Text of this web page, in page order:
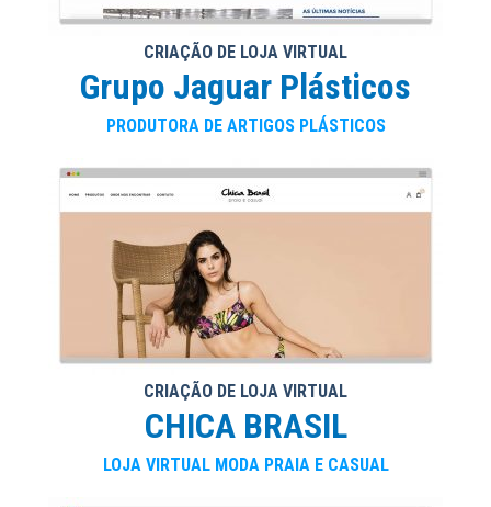
CRIAÇÃO DE LOJA VIRTUAL
Grupo Jaguar Plásticos
PRODUTORA DE ARTIGOS PLÁSTICOS
CRIAÇÃO DE LOJA VIRTUAL
CHICA BRASIL
LOJA VIRTUAL MODA PRAIA E CASUAL